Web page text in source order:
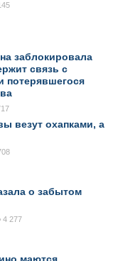
заблокировала
связь с
потерявшегося
везут охапками, а
о забытом
4 277